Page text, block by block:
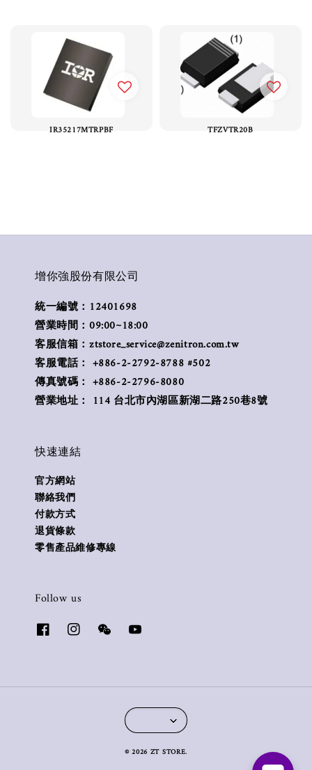
IR35217MTRPBF TFZVTR20B
增你強股份有限公司
統一編號：12401698
營業時間：09:00~18:00
客服信箱：ztstore_service@zenitron.com.tw
客服電話： +886-2-2792-8788 #502
傳真號碼： +886-2-2796-8080
營業地址： 114 台北市內湖區新湖二路250巷8號
快速連結
官方網站
聯絡我們
付款方式
退貨條款
零售產品維修專線
Follow us
© 2026 ZT STORE.